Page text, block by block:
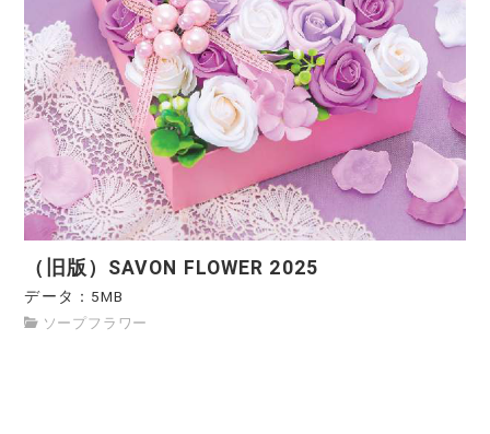
（旧版）SAVON FLOWER 2025
データ：5MB
ソープフラワー